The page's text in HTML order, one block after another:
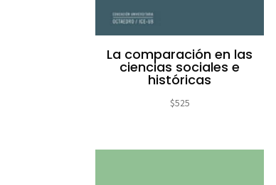
La comparación en las
ciencias sociales e
históricas
$525